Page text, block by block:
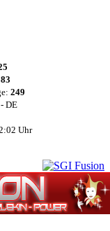
249
DE
Uhr